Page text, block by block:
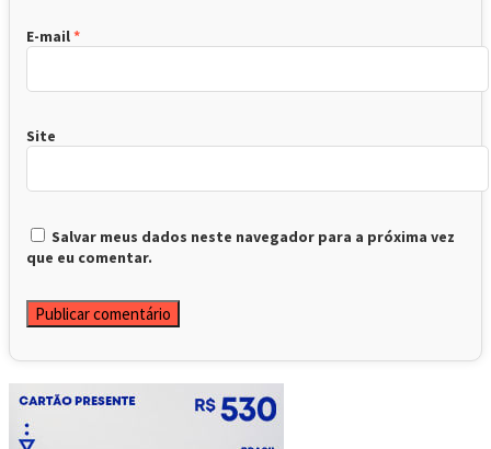
E-mail*
Site
Salvar meus dados neste navegador para a próxima vez
que eu comentar.